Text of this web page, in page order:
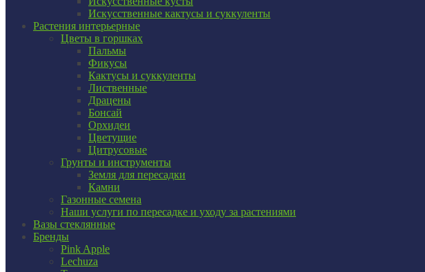
Искусственные кактусы и суккуленты
Растения интерьерные
Цветы в горшках
Пальмы
Фикусы
Кактусы и суккуленты
Лиственные
Драцены
Бонсай
Орхидеи
Цветущие
Цитрусовые
Грунты и инструменты
Земля для пересадки
Камни
Газонные семена
Наши услуги по пересадке и уходу за растениями
Вазы стеклянные
Бренды
Pink Apple
Lechuza